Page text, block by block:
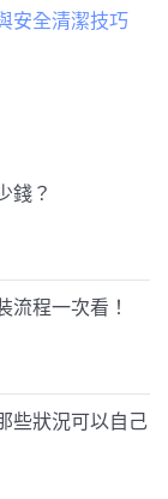
安全清潔技巧
錢？
流程一次看！
些狀況可以自己